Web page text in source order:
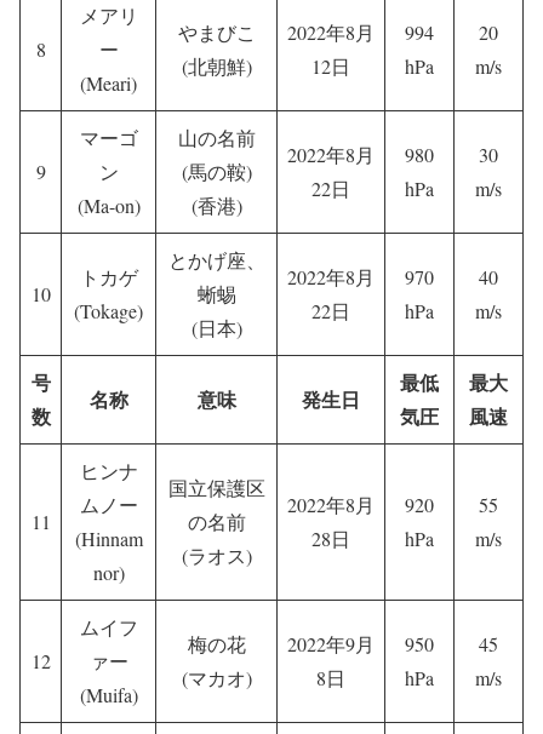
8
メアリ
ー
(Meari)
やまびこ
(北朝鮮)
2022年8月
12日
994
hPa
20
m/s
9
マーゴ
ン
(Ma-on)
山の名前
(馬の鞍)
(香港)
2022年8月
22日
980
hPa
30
m/s
10
トカゲ
(Tokage)
とかげ座、
蜥蜴
(日本)
2022年8月
22日
970
hPa
40
m/s
号
数
名称 意味 発生日
最低
気圧
最大
風速
11
ヒンナ
ムノー
(Hinnam
nor)
国立保護区
の名前
(ラオス)
2022年8月
28日
920
hPa
55
m/s
12
ムイフ
ァー
(Muifa)
梅の花
(マカオ)
2022年9月
8日
950
hPa
45
m/s